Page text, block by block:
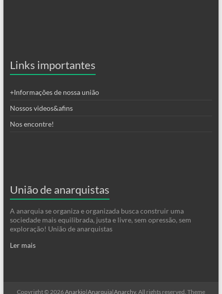
Links importantes
+Informações de nossa união
Nossos videos&afins
Nos encontre!
União de anarquistas
A anarquia se organiza e organizada busca construir uma
sociedade mais equilibrada, justa e livre, sem opressão, sem
exploração! União de anarquistas
Ler mais
Copyright © 2026Anarkio|Anarquia|Anarchy. All rights reserved. Theme